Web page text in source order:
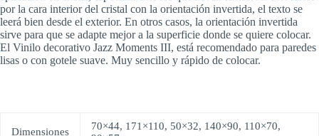
por la cara interior del cristal con la orientación invertida, el texto se
leerá bien desde el exterior. En otros casos, la orientación invertida
sirve para que se adapte mejor a la superficie donde se quiere colocar.
El Vinilo decorativo Jazz Moments III, está recomendado para paredes
lisas o con gotele suave. Muy sencillo y rápido de colocar.
Dimensiones
70×44, 171×110, 50×32, 140×90, 110×70,